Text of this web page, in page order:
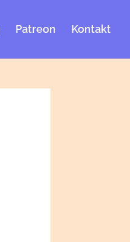
Patreon Kontakt